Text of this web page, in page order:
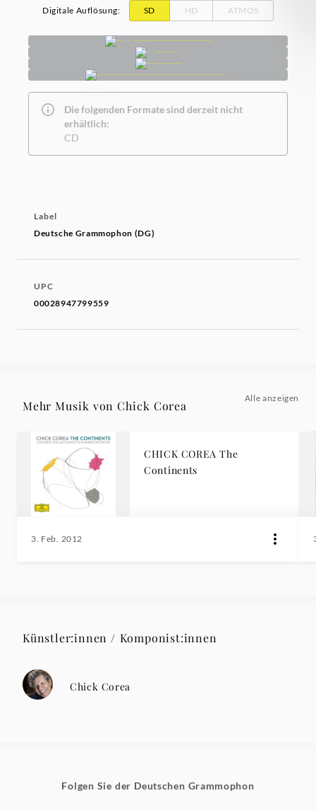
Digitale Auflösung: SD HD ATMOS
Die folgenden Formate sind derzeit nicht
erhältlich:
CD
Label
Deutsche Grammophon (DG)
UPC
00028947799559
Mehr Musik von Chick Corea
Alle anzeigen
CHICK COREA The
Continents
3. Feb. 2012
Künstler:innen / Komponist:innen
Chick Corea
Folgen Sie der Deutschen Grammophon